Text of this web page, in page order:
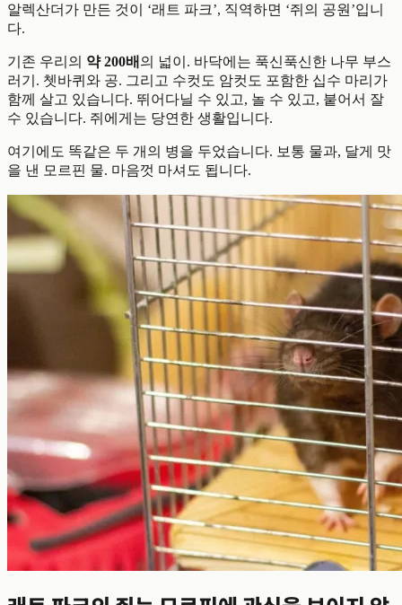
알렉산더가 만든 것이 ‘래트 파크’, 직역하면 ‘쥐의 공원’입니
다.
기존 우리의 약 200배 의 넓이. 바닥에는 푹신푹신한 나무 부스
러기. 쳇바퀴와 공. 그리고 수컷도 암컷도 포함한 십수 마리가
함께 살고 있습니다. 뛰어다닐 수 있고, 놀 수 있고, 붙어서 잘
수 있습니다. 쥐에게는 당연한 생활입니다.
여기에도 똑같은 두 개의 병을 두었습니다. 보통 물과, 달게 맛
을 낸 모르핀 물. 마음껏 마셔도 됩니다.